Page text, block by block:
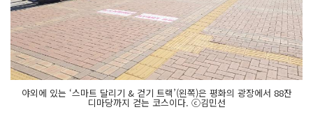
야외에 있는 ‘스마트 달리기 & 걷기 트랙’(왼쪽)은 평화의 광장에서 88잔
디마당까지 걷는 코스이다. ⓒ김민선